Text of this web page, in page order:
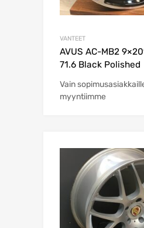
VANTEET
AVUS AC-MB2
71.6 Black Polished
Vain
myyntiimme